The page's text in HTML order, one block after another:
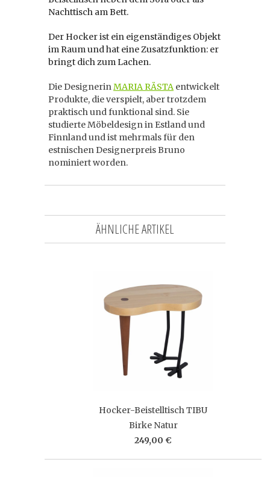
Nachttisch am Bett.
Der Hocker ist ein eigenständiges Objekt
im Raum und hat eine Zusatzfunktion: er
bringt dich zum Lachen.
Die DesignerinMARIA RÄSTA entwickelt
Produkte, die verspielt, aber trotzdem
praktisch und funktional sind. Sie
studierte Möbeldesign in Estland und
Finnland und ist mehrmals für den
estnischen Designerpreis Bruno
nominiert worden.
ÄHNLICHE ARTIKEL
Hocker-Beistelltisch TIBU
Birke Natur
249,00 €